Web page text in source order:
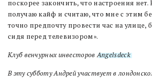
поскорее закончить, что настроения
получаю кайф и считаю, что мне с этим
точно предпочту провести час на улице,
сидя перед телевизором».
Клуб венчурных инвесторовAngelsdeck.
В эту субботу Андрей участвует в